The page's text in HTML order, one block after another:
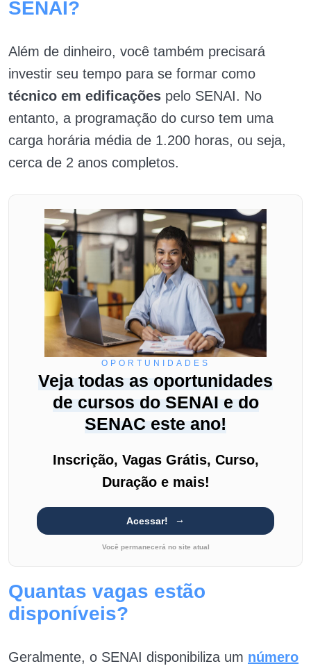
SENAI?
Além de dinheiro, você também precisará
investir seu tempo para se formar como
técnico em edificações pelo SENAI. No
entanto, a programação do curso tem uma
carga horária média de 1.200 horas, ou seja,
cerca de 2 anos completos.
OPORTUNIDADES
Veja todas as oportunidades
de cursos do SENAI e do
SENAC este ano!
Inscrição, Vagas Grátis, Curso,
Duração e mais!
Acessar!
Você permanecerá no site atual
Quantas vagas estão
disponíveis?
Geralmente, o SENAI disponibiliza um número